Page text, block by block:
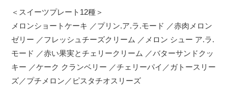
＜スイーツプレート12種＞
メロンショートケーキ ／プリン.ア.ラ.モード ／赤肉メロン
ゼリー ／フレッシュチーズクリーム ／メロン シュー ア.ラ.
モード ／赤い果実とチェリークリーム ／バターサンドクッ
キー ／ケーク クランベリー ／チェリーパイ／ガトースリー
ズ／プチメロン／ピスタチオスリーズ